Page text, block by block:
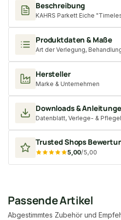
Beschreibung
KAHRS Parkett Eiche
Produktdaten & Maße
Art der Verlegung,
Hersteller
Marke & Unternehmen
Downloads &
Datenblatt, Verlege- &
Trusted Shops
5,00/5,00
Passende Artikel
Abgestimmtes Zubehör und